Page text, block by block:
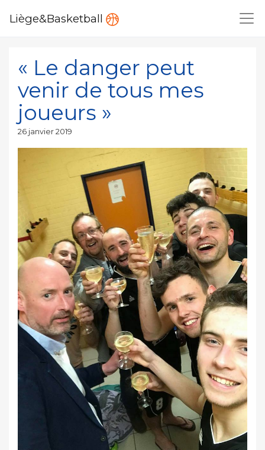
Liège&Basketball
« Le danger peut
venir de tous mes
joueurs »
Publié
26 janvier 2019